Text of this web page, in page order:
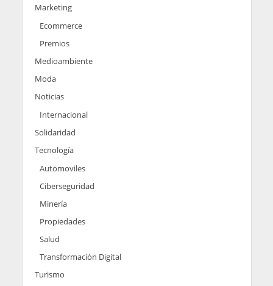
Marketing
Ecommerce
Premios
Medioambiente
Moda
Noticias
Internacional
Solidaridad
Tecnología
Automoviles
Ciberseguridad
Minería
Propiedades
Salud
Transformación Digital
Turismo